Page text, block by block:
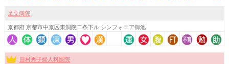
足立病院
京都府 京都市中京区東洞院二条下ル シンフォニア御池
田村秀子婦人科医院